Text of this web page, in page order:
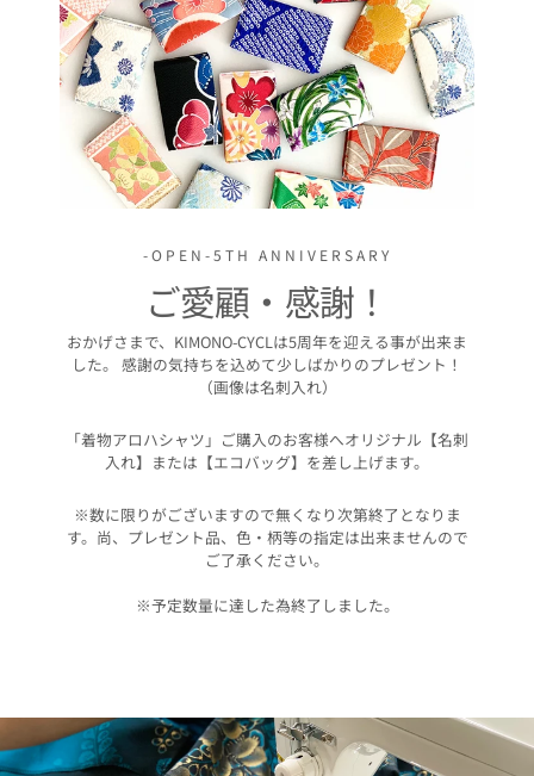
-OPEN-5TH ANNIVERSARY
ご愛顧・感謝！
おかげさまで、KIMONO-CYCLは5周年を迎える事が出来ま
した。 感謝の気持ちを込めて少しばかりのプレゼント！
（画像は名刺入れ）
「着物アロハシャツ」ご購入のお客様へオリジナル【名刺
入れ】または【エコバッグ】を差し上げます。
※数に限りがございますので無くなり次第終了となりま
す。尚、プレゼント品、色・柄等の指定は出来ませんので
ご了承ください。
※予定数量に達した為終了しました。